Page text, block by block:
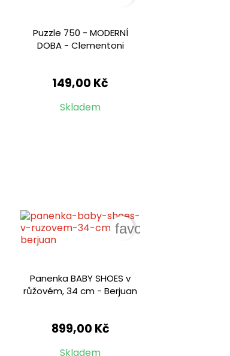
Puzzle 750 - MODERNÍ
DOBA - Clementoni
149,00 Kč
Skladem
Panenka BABY SHOES v
růžovém, 34 cm - Berjuan
899,00 Kč
Skladem
favorite_border